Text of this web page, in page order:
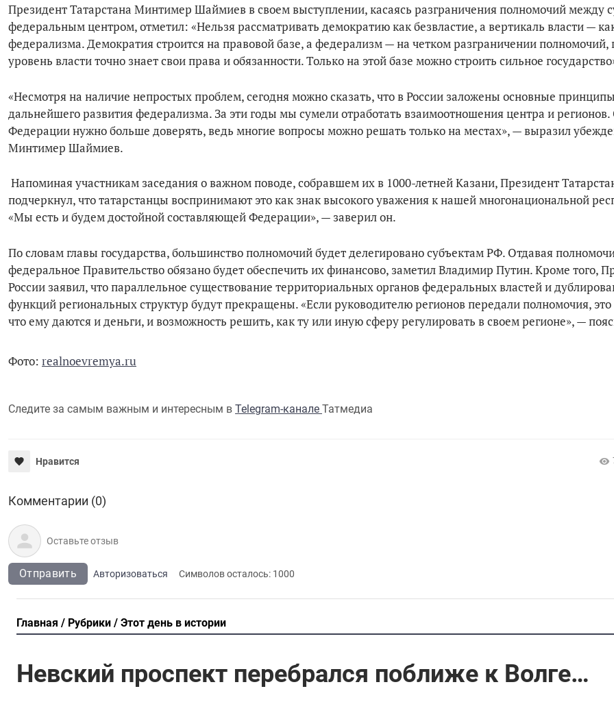
Президент Татарстана Минтимер Шаймиев в своем выступлении, касаясь разграничения полномочий между
федеральным центром, отметил: «Нельзя рассматривать демократию как безвластие, а вертикаль власти —
федерализма. Демократия строится на правовой базе, а федерализм — на четком разграничении
уровень власти точно знает свои права и обязанности. Только на этой базе можно строить сильное
«Несмотря на наличие непростых проблем, сегодня можно сказать, что в России заложены основные
дальнейшего развития федерализма. За эти годы мы сумели отработать взаимоотношения центра и
Федерации нужно больше доверять, ведь многие вопросы можно решать только на местах», — выразил
Минтимер Шаймиев.
Напоминая участникам заседания о важном поводе, собравшем их в 1000-летней Казани, Президент
подчеркнул, что татарстанцы воспринимают это как знак высокого уважения к нашей многонациональной
«Мы есть и будем достойной составляющей Федерации», — заверил он.
По словам главы государства, большинство полномочий будет делегировано субъектам РФ. Отдавая
федеральное Правительство обязано будет обеспечить их финансово, заметил Владимир Путин. Кроме того,
России заявил, что параллельное существование территориальных органов федеральных властей и
функций региональных структур будут прекращены. «Если руководителю регионов передали полномочия, это
что ему даются и деньги, и возможность решить, как ту или иную сферу регулировать в своем регионе», —
Фото: realnoevremya.ru
Следите за самым важным и интересным в Telegram-канале Татмедиа
Нравится
Комментарии (0)
Отправить Авторизоваться Символов осталось: 1000
Главная Рубрики Этот день в истории
Невский проспект перебрался поближе к Волге…